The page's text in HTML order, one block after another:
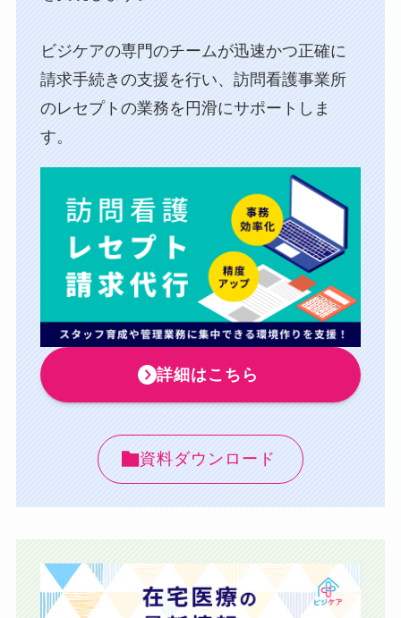
ビジケアの専門のチームが迅速かつ正確に
請求手続きの支援を行い、訪問看護事業所
のレセプトの業務を円滑にサポートしま
す。
詳細はこちら
資料ダウンロード